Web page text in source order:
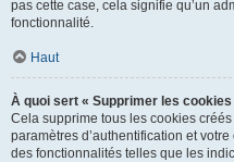
pas cette case, cela signifie qu’un
fonctionnalité.
Haut
À quoi sert « Supprimer les cookies
Cela supprime tous les cookies
paramètres d’authentification et
des fonctionnalités telles que les